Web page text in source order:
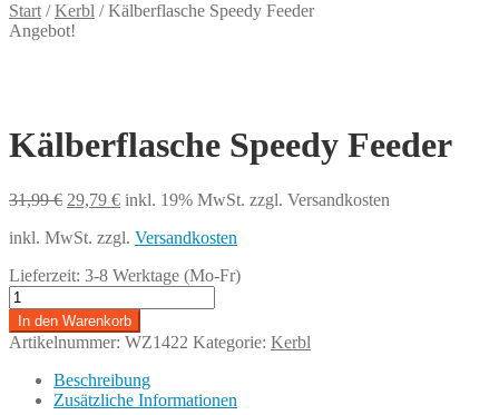
Start /Kerbl /Kälberflasche Speedy Feeder
Angebot!
Kälberflasche Speedy Feeder
31,99€ Ursprünglicher
war:
29,79 €Aktueller
ist:
inkl. 19% MwSt. zzgl. Versandkosten
inkl. MwSt. zzgl. Versandkosten
Lieferzeit: 3-8 Werktage (Mo-Fr)
Kälberflasche
Speedy
Feeder
Menge
In den Warenkorb
Artikelnummer: WZ1422 Kategorie: Kerbl
Beschreibung
Zusätzliche Informationen